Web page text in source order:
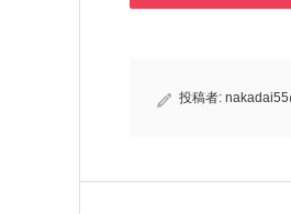
投稿者: